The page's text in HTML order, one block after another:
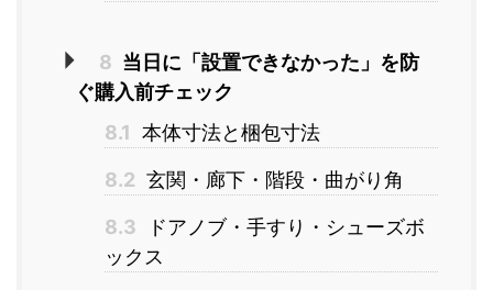
8 当日に「設置できなかった」を防
ぐ購入前チェック
8.1 本体寸法と梱包寸法
8.2 玄関・廊下・階段・曲がり角
8.3
ドアノブ・手すり・シューズボ
ックス